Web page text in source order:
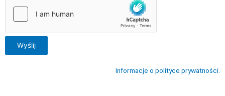
Wyślij
Informacje o polityce prywatności.